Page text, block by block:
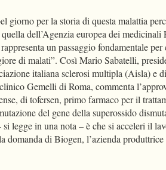
giorno per la storia di questa malattia
dell’Agenzia europea dei
un passaggio fondamentale per
di malati”. Così Mario Sabatelli,
italiana sclerosi multipla (Aisla) e
Gemelli di Roma, commenta
di tofersen, primo farmaco per il
del gene della superossido
legge in una nota – è che si acceleri il
domanda di Biogen, l’azienda